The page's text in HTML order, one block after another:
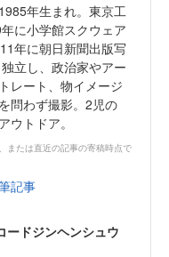
年生まれ。東京工
に小学館スクウェア
年に朝日新聞出版写
立し、政治家やアー
レート、物イメージ
問わず撮影。2児の
ウトドア。
または直近の記事の寄稿時点で
記事
ドジンヘンシュウ